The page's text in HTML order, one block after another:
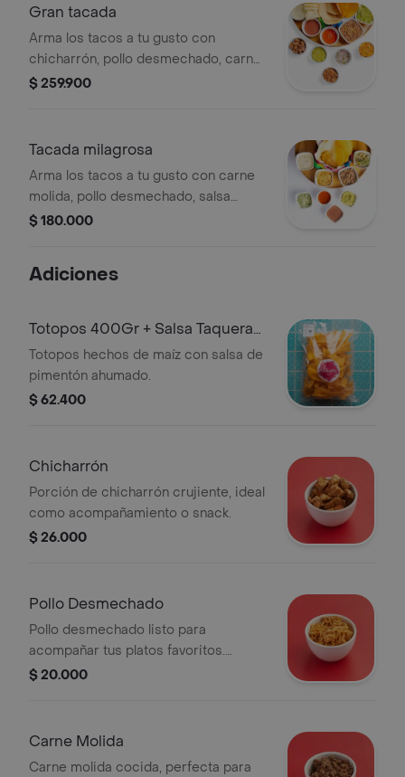
Gran tacada
Arma los tacos a tu gusto con
chicharrón, pollo desmechado, carne
molida, carne desmechada con birria,
picadillo de cebolla y 16 tortillas .
Aproximadamente 6 personas.
$ 259.900
Tacada milagrosa
Arma los tacos a tu gusto con carne
molida, pollo desmechado, salsa
taquera, guacamole, sour cream, frijol
4 personas.
$ 180.000
Adiciones
Totopos 400Gr + Salsa Taquera
200Gr
Totopos hechos de maíz con salsa de
pimentón ahumado.
$ 62.400
Chicharrón
Porción de chicharrón crujiente, ideal
como acompañamiento o snack.
$ 26.000
Pollo Desmechado
Pollo desmechado listo para
acompañar tus platos favoritos.
Perfecto para ensaladas, tacos o
$ 20.000
Carne Molida
Carne molida cocida, perfecta para